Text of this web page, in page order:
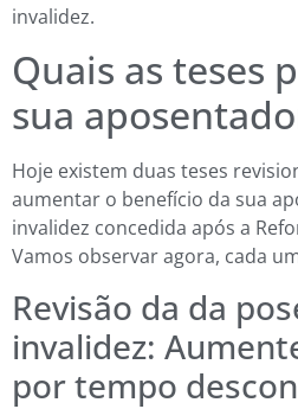
invalidez.
Quais as teses
sua
Hoje existem duas teses
aumentar o benefício da sua
invalidez concedida após a
Vamos observar agora, cada
Revisão da da
invalidez:
por tempo